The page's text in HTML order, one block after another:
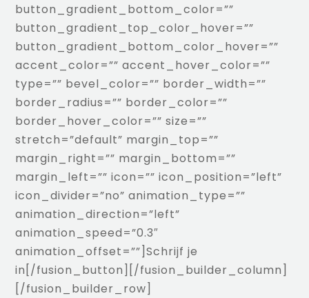
button_gradient_bottom_color=””
button_gradient_top_color_hover=””
button_gradient_bottom_color_hover=””
accent_color=”” accent_hover_color=””
type=”” bevel_color=”” border_width=””
border_radius=”” border_color=””
border_hover_color=”” size=””
stretch=”default” margin_top=””
margin_right=”” margin_bottom=””
margin_left=”” icon=”” icon_position=”left”
icon_divider=”no” animation_type=””
animation_direction=”left”
animation_speed=”0.3″
animation_offset=””]Schrijf je
in[/fusion_button][/fusion_builder_column]
[/fusion_builder_row]